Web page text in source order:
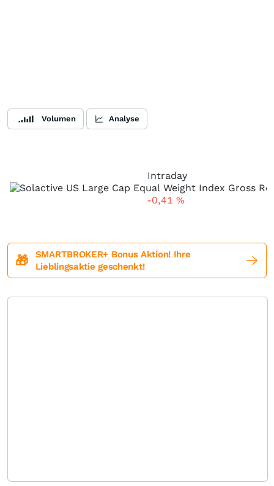
Volumen Analyse
Intraday
-0,41 %
🎁
SMARTBROKER+ Bonus Aktion! Ihre
Lieblingsaktie geschenkt!